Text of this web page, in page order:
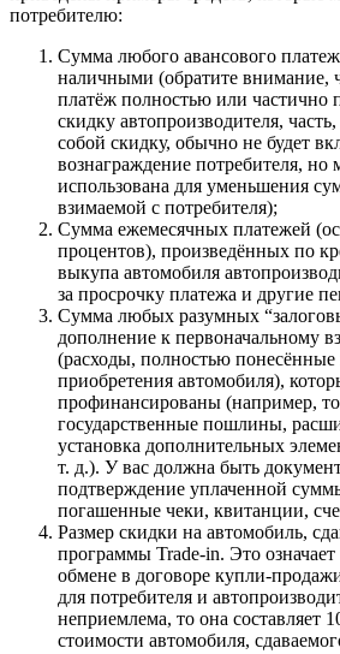
потребителю:
Сумма любого авансового
наличными (обратите внимание,
платёж полностью или частично
скидку автопроизводителя,
собой скидку, обычно не будет
вознаграждение потребителя, но
использована для уменьшения
взимаемой с потребителя);
Сумма ежемесячных платежей
процентов), произведённых по
выкупа автомобиля
за просрочку платежа и другие
Сумма любых разумных
дополнение к первоначальному
(расходы, полностью понесённые
приобретения автомобиля),
профинансированы (например,
государственные пошлины,
установка дополнительных
т. д.). У вас должна быть
подтверждение уплаченной
погашенные чеки, квитанции,
Размер скидки на автомобиль,
программы Trade-in. Это
обмене в договоре купли-
для потребителя и
неприемлема, то она составляет
стоимости автомобиля,